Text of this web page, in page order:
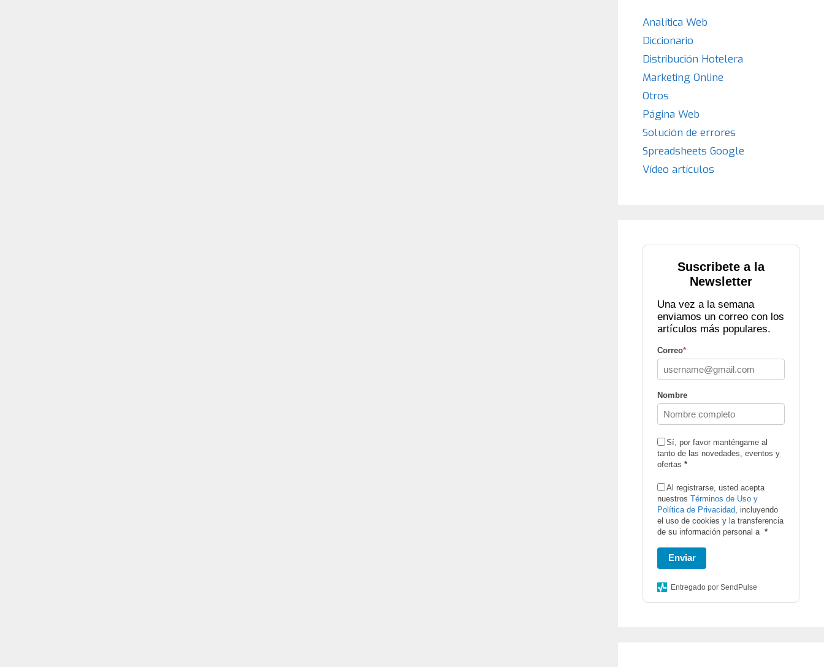
Analítica Web
Diccionario
Distribución Hotelera
Marketing Online
Otros
Página Web
Solución de errores
Spreadsheets Google
Vídeo artículos
Suscribete a la
Newsletter
Una vez a la semana
enviamos un correo con los
artículos más populares.
Correo*
Nombre
Sí, por favor manténgame al
tanto de las novedades, eventos y
ofertas *
Al registrarse, usted acepta
nuestros Términos de Uso y
Política de Privacidad, incluyendo
el uso de cookies y la transferencia
de su información personal a *
Enviar
Entregado por SendPulse